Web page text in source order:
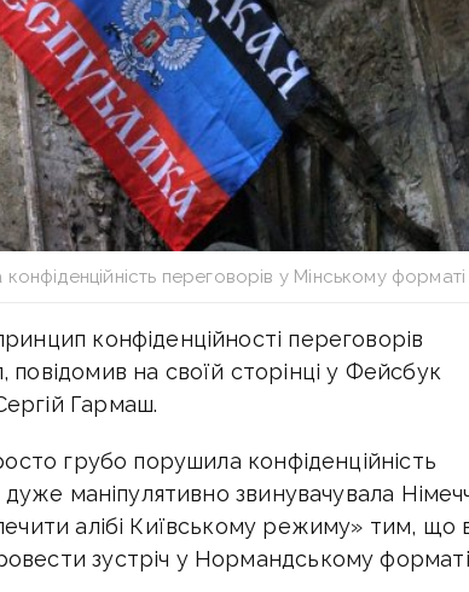
переговорів у Мінському форматі
конфіденційності переговорів
на своїй сторінці у Фейсбук
Гармаш.
грубо порушила конфіденційність
дуже маніпулятивно звинувачувала
алібі Київському режиму» тим, що
зустріч у Нормандському